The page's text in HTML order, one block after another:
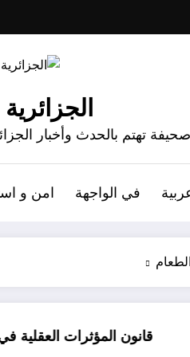
الجزائرية
صحيفة تهتم بالحدث وأخبار
في الواجهة امن و